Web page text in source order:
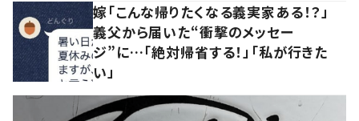
嫁「こんな帰りたくなる義実家ある！？」
義父から届いた“衝撃のメッセー
ジ”に…「絶対帰省する！」「私が行きた
い」